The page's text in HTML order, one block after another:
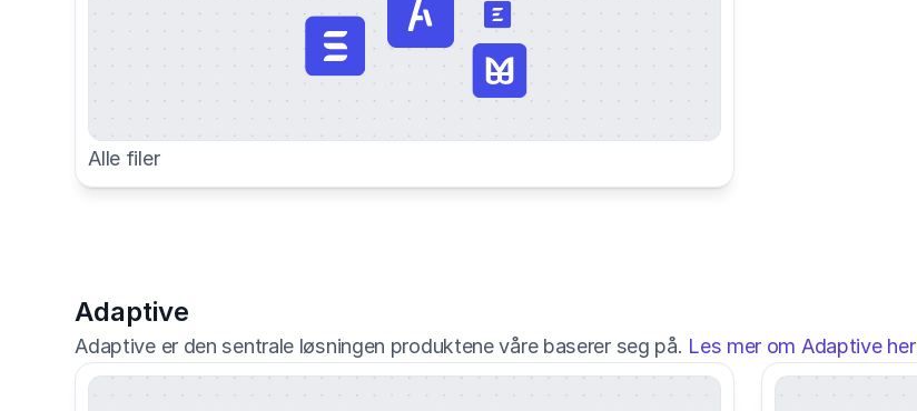
Alle filer
Adaptive
Adaptive er den sentrale løsningen produktene våre baserer seg på. Les mer om Adaptive her